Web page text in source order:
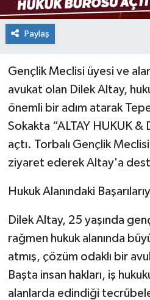
Paylaş
Gençlik Meclisi üyesi ve
avukat olan Dilek Altay,
önemli bir adım atarak
Sokakta “ALTAY HUKUK
açtı. Torbalı Gençlik
ziyaret ederek Altay'a
Hukuk Alanındaki
Dilek Altay, 25 yaşında
rağmen hukuk alanında
atmış, çözüm odaklı bir
Başta insan hakları, iş
alanlarda edindiği